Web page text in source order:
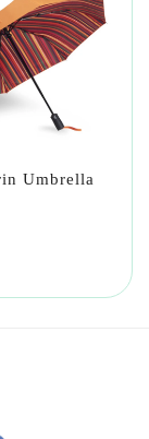
Umbrella